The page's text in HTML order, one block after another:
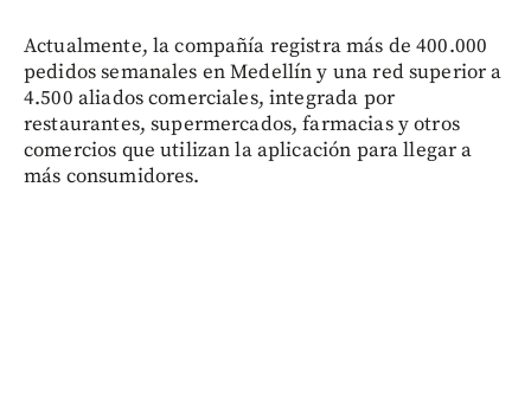
Actualmente, la compañía registra más de 400.000
pedidos semanales en Medellín y una red superior a
4.500 aliados comerciales, integrada por
restaurantes, supermercados, farmacias y otros
comercios que utilizan la aplicación para llegar a
más consumidores.